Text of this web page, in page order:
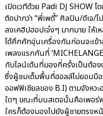
เปิดเวทีด้วย Padi DJ SHOW
ติดปากว่า “พี่เพดี้” ศิลปิน/ดีเจ/
ลงเคฮิปฮอปเจ๋งๆ มากมาย ให้
ได้คึกคักอุ่นเครื่องกันก่อนจะเข้า
เพลงแรกกันที่
กับไลน์เต้นที่มองกี่ครั้งเป็นต้อง
ซึ่งผู้ชมเต็มพื้นที่ฮอลล์ไม่ยอมมื
ออฟฟิเชียลของ B.I) ตามจังหว
ใดๆ ขณะที่บนสเตจนั้นคือเพอร์ฟ
ใครก็ต้องมองไปยังผู้ชายตรงห